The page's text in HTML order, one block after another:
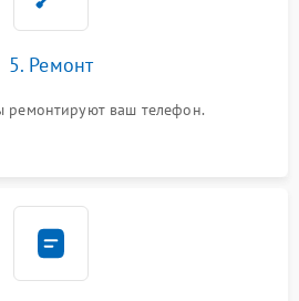
5. Ремонт
ремонтируют ваш телефон.